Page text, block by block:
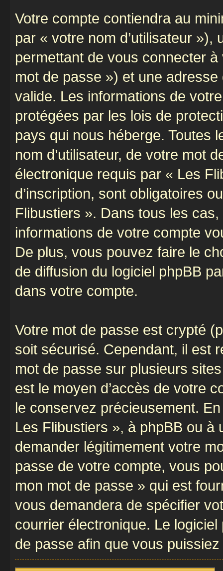
Votre compte contiendra au
par « votre nom d’utilisateur
permettant de vous connecter
mot de passe ») et une
valide. Les informations de
protégées par les lois de
pays qui nous héberge. Toutes
nom d’utilisateur, de votre mot
électronique requis par « Les
d’inscription, sont obligatoires
Flibustiers ». Dans tous les
informations de votre compte
De plus, vous pouvez faire le
de diffusion du logiciel phpBB
dans votre compte.
Votre mot de passe est crypté
soit sécurisé. Cependant, il est
mot de passe sur plusieurs
est le moyen d’accès de votre
le conservez précieusement.
Les Flibustiers », à phpBB ou
demander légitimement votre
passe de votre compte, vous
mon mot de passe » qui est
vous demandera de spécifier
courrier électronique. Le
de passe afin que vous